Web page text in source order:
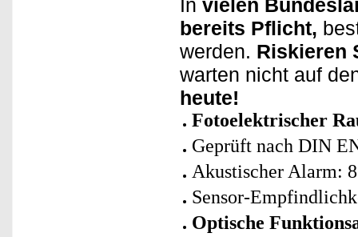
In vielen
bereits Pflicht,
werden. Riskieren
warten nicht auf
heute!
Fotoelektrischer
Geprüft nach DIN
Akustischer Alarm:
Sensor-
Optische